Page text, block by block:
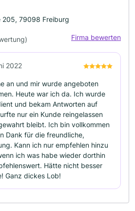
205, 79098 Freiburg
Firma bewerten
2022
an und mir wurde angeboten
Heute war ich da. Ich wurde
und bekam Antworten auf
nur ein Kunde reingelassen
bleibt. Ich bin vollkommen
Dank für die freundliche,
Kann ich nur empfehlen hinzu
ich was habe wieder dorthin
Hätte nicht besser
Ganz dickes Lob!